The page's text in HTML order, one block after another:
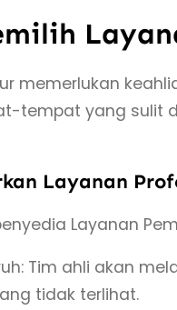
memerlukan
tempat yang sulit
Layanan
Layanan
Tim ahli akan
tidak terlihat.